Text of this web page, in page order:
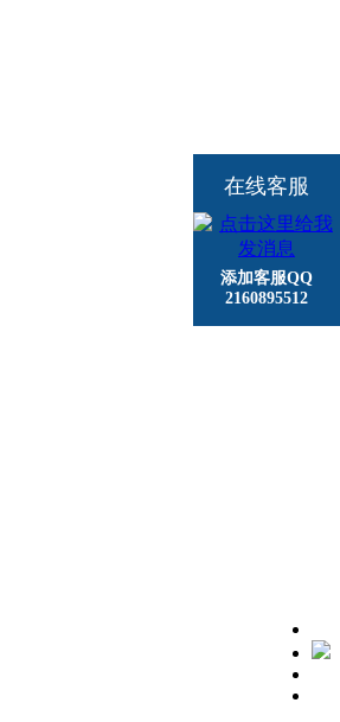
在线客服
添加客服QQ
2160895512